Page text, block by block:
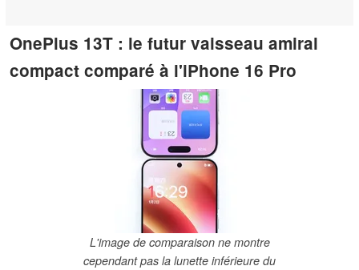
OnePlus 13T : le futur vaisseau amiral
compact comparé à l'iPhone 16 Pro
L'image de comparaison ne montre
cependant pas la lunette inférieure du